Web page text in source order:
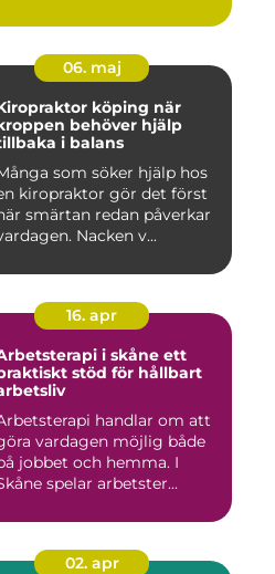
06. maj
köping när
behöver hjälp
i balans
som söker hjälp hos
kiropraktor gör det först
smärtan redan påverkar
Nacken v...
16. apr
i skåne ett
stöd för hållbart
handlar om att
vardagen möjlig både
jobbet och hemma. I
spelar arbetster...
02. apr